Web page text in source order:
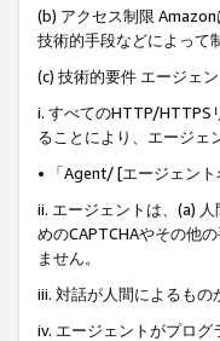
(b) アクセス制限
技術的手段などによって
(c) 技術的要件 エージェ
i. すべてのHTTP/HTTPS
ることにより、エージェ
• 「Agent/ [エージェン
ii. エージェントは、(a)
めのCAPTCHAやその他
ません。
iii. 対話が人間によるも
iv. エージェントがプロ